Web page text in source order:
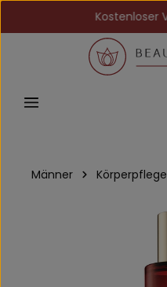
Zum Hauptinhalt springen
Kostenloser
Männer Körperpflege